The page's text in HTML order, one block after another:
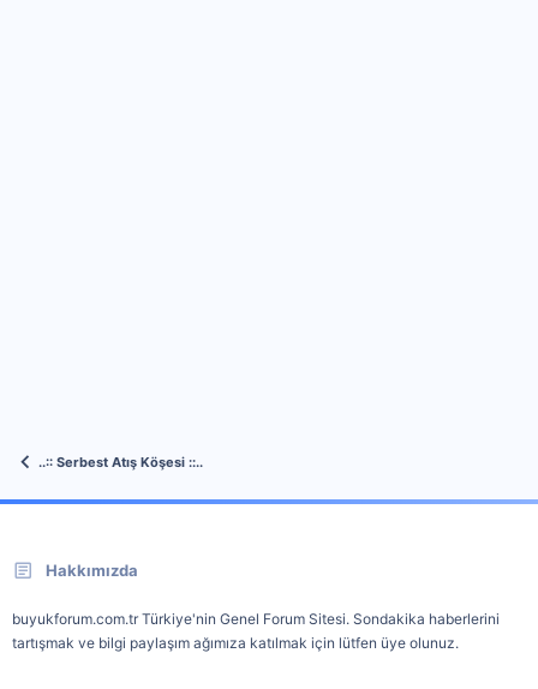
..:: Serbest Atış Köşesi ::..
Hakkımızda
buyukforum.com.tr Türkiye'nin Genel Forum Sitesi. Sondakika haberlerini
tartışmak ve bilgi paylaşım ağımıza katılmak için lütfen üye olunuz.